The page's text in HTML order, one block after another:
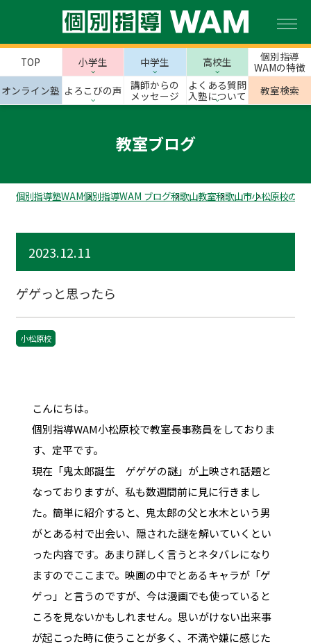
TOP 小学生 中学生 高校生
個別指導
WAMの特徴
オンライン塾 よろこびの声
講師からの
メッセージ
よくある質問
入塾について
教室検索
教室ブログ
個別指導塾WAM個別指導WAM ブログ和歌山教室和歌山市小松原校のス
2023.12.11
ゲゲっと思ったら
小松原校
こんにちは。
個別指導WAM小松原校で教室長事務員をしておりま
す、定平です。
現在「鬼太郎誕生 ゲゲゲの謎」が上映され話題と
なっておりますが、私も数週間前に見に行きまし
た。簡単に紹介すると、鬼太郎の父と水木という男
がとある村で出会い、隠された謎を解いていくとい
った内容です。あまり詳しく言うとネタバレになり
ますのでここまで。映画の中でとあるキャラが「ゲ
ゲっ」と言うのですが、今は漫画でも使っていると
ころを見ないかもしれません。思いがけない出来事
が起こった時に使うことが多く、不満や嫌に感じた